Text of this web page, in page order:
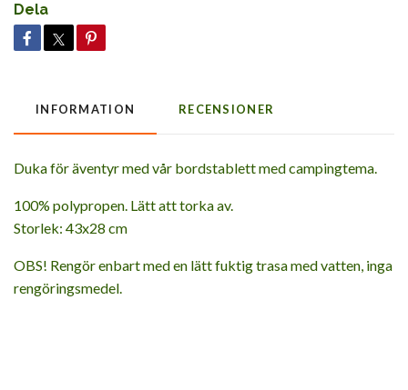
Dela
INFORMATION RECENSIONER
Duka för äventyr med vår bordstablett med campingtema.
100% polypropen. Lätt att torka av.
Storlek: 43x28 cm
OBS! Rengör enbart med en lätt fuktig trasa med vatten, inga
rengöringsmedel.